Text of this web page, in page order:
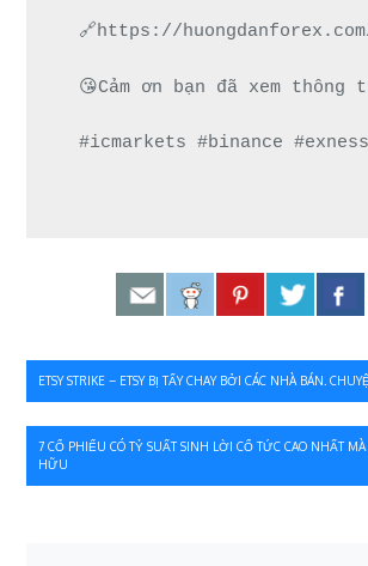
🔗https://
😘Cảm ơn bạn đã xem
#icmarkets #binance
Điều
hướng
bài
ETSY STRIKE – ETSY BỊ TẨY CHAY BỞI CÁC NHÀ BÁN.
7 CỔ PHIẾU CÓ TỶ SUẤT SINH LỜI CỔ TỨC CAO NHẤT MÀ
HỮU